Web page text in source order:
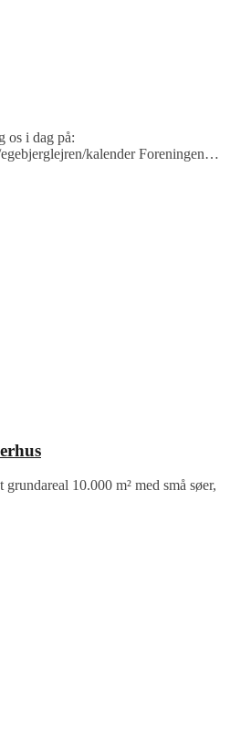
os i dag på:
kalender Foreningen…
10.000 m² med små søer,